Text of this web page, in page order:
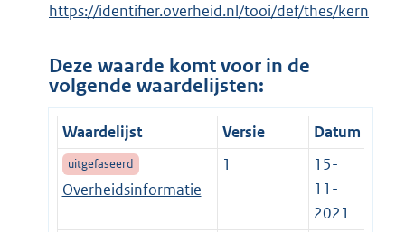
https://identifier.overheid.nl/tooi/def/thes/kern
Deze waarde komt voor in de
volgende waardelijsten:
Waardelijst Versie Datum
uitgefaseerd
Overheidsinformatie
1
15-
11-
2021